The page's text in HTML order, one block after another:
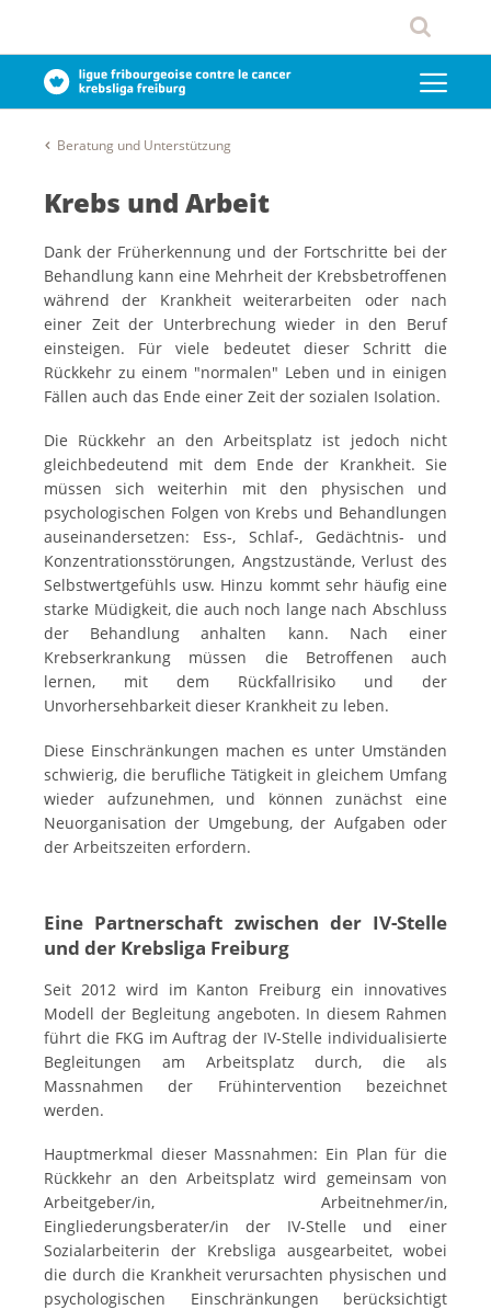
Beratung und Unterstützung
Krebs und Arbeit
Dank der Früherkennung und der Fortschritte bei der
Behandlung kann eine Mehrheit der Krebsbetroffenen
während der Krankheit weiterarbeiten oder nach
einer Zeit der Unterbrechung wieder in den Beruf
einsteigen. Für viele bedeutet dieser Schritt die
Rückkehr zu einem "normalen" Leben und in einigen
Fällen auch das Ende einer Zeit der sozialen Isolation.
Die Rückkehr an den Arbeitsplatz ist jedoch nicht
gleichbedeutend mit dem Ende der Krankheit. Sie
müssen sich weiterhin mit den physischen und
psychologischen Folgen von Krebs und Behandlungen
auseinandersetzen: Ess-, Schlaf-, Gedächtnis- und
Konzentrationsstörungen, Angstzustände, Verlust des
Selbstwertgefühls usw. Hinzu kommt sehr häufig eine
starke Müdigkeit, die auch noch lange nach Abschluss
der Behandlung anhalten kann. Nach einer
Krebserkrankung müssen die Betroffenen auch
lernen, mit dem Rückfallrisiko und der
Unvorhersehbarkeit dieser Krankheit zu leben.
Diese Einschränkungen machen es unter Umständen
schwierig, die berufliche Tätigkeit in gleichem Umfang
wieder aufzunehmen, und können zunächst eine
Neuorganisation der Umgebung, der Aufgaben oder
der Arbeitszeiten erfordern.
Eine Partnerschaft zwischen der IV-Stelle
und der Krebsliga Freiburg
Seit 2012 wird im Kanton Freiburg ein innovatives
Modell der Begleitung angeboten. In diesem Rahmen
führt die FKG im Auftrag der IV-Stelle individualisierte
Begleitungen am Arbeitsplatz durch, die als
Massnahmen der Frühintervention bezeichnet
werden.
Hauptmerkmal dieser Massnahmen: Ein Plan für die
Rückkehr an den Arbeitsplatz wird gemeinsam von
Arbeitgeber/in, Arbeitnehmer/in,
Eingliederungsberater/in der IV-Stelle und einer
Sozialarbeiterin der Krebsliga ausgearbeitet, wobei
die durch die Krankheit verursachten physischen und
psychologischen Einschränkungen berücksichtigt